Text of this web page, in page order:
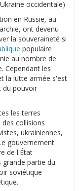
occidentale)
en Russie, au
ont devenu
la souveraineté si
populaire
au nombre de
Cependant les
la lutte armée s'est
du pouvoir
les terres
collisions
ukrainiennes,
gouvernement
de l'État
grande partie du
soviétique –